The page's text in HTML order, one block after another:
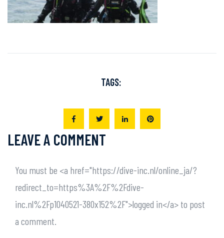
TAGS:
LEAVE A COMMENT
You must be <a href="https://dive-inc.nl/online_ja/?
redirect_to=https%3A%2F%2Fdive-
inc.nl%2Fp1040521-380x152%2F">logged in</a> to post
a comment.